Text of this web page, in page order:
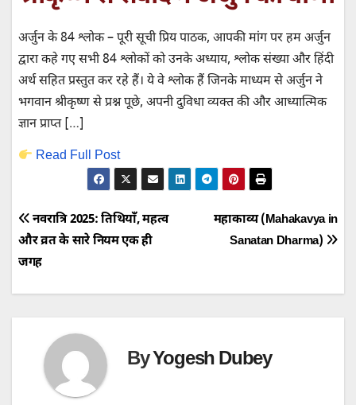
अर्जुन के 84 श्लोक – पूरी सूची प्रिय पाठक, आपकी मांग पर हम अर्जुन
द्वारा कहे गए सभी 84 श्लोकों को उनके अध्याय, श्लोक संख्या और हिंदी
अर्थ सहित प्रस्तुत कर रहे हैं। ये वे श्लोक हैं जिनके माध्यम से अर्जुन ने
भगवान श्रीकृष्ण से प्रश्न पूछे, अपनी दुविधा व्यक्त की और आध्यात्मिक
ज्ञान प्राप्त […]
Read Full Post
Post
navigation
महाकाव्य (Mahakavya in
Sanatan Dharma)
नवरात्रि 2025: तिथियाँ, महत्व
और व्रत के सारे नियम एक ही
जगह
ByYogesh Dubey